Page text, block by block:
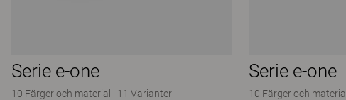
Serie e-one
10 Färger och material | 11 Varianter
Serie e-one
10 Färger och material